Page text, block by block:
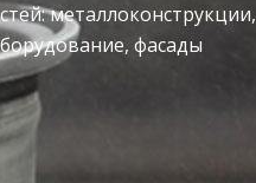
металлоконструкции,
фасады